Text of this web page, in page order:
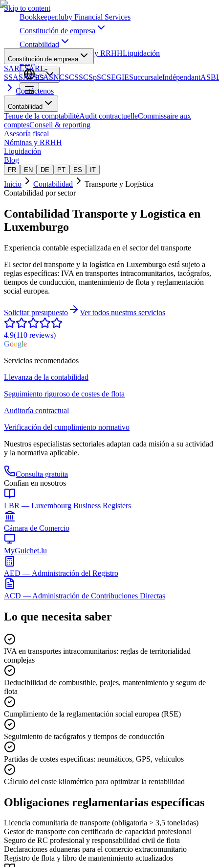
Skip to content
Bookkeeper.luby Financial Services
Constitución de empresa
Contabilidad
Nóminas y RRHHLiquidación
Blog
ES
Constitución de empresa
SARLSARL-
SSASASSCASNCSCSSCSpSCSEGIESuccursaleIndépendant
Contáctenos
Contabilidad
Tenue de la comptabilitéAudit contractuelleCommissaire aux
comptesConseil & reporting
Asesoría fiscal
Nóminas y RRHH
Liquidación
Blog
FR EN DE PT ES IT
Inicio Contabilidad
Transporte y Logística
Contabilidad por sector
Contabilidad Transporte y Logística en
Luxemburgo
Experiencia contable especializada en el sector del transporte
El sector del transporte y la logística en Luxemburgo está sujeto a
reglas específicas: IVA en transportes intracomunitarios, tacógrafos,
tiempos de conducción, mantenimiento de flota y reglamentación
social europea.
Solicitar presupuesto Ver todos nuestros servicios
4.9(110 reviews)
Google
Servicios recomendados
Llevanza de la contabilidad
Seguimiento riguroso de costes de flota
Auditoría contractual
Verificación del cumplimiento normativo
Nuestros especialistas sectoriales adaptan cada misión a su actividad
y la normativa aplicable.
Consulta gratuita
Confían en nosotros
LBR — Luxembourg Business Registers
Cámara de Comercio
MyGuichet.lu
AED — Administración del Registro
ACD — Administración de Contribuciones Directas
Lo que necesita saber
IVA en transportes intracomunitarios: reglas de territorialidad
complejas
Deducibilidad de combustible, peajes, mantenimiento y seguro de
flota
Cumplimiento de la reglamentación social europea (RSE)
Seguimiento de tacógrafos y tiempos de conducción
Partidas de costes específicas: neumáticos, GPS, vehículos
Cálculo del coste kilométrico para optimizar la rentabilidad
Obligaciones reglamentarias específicas
Licencia comunitaria de transporte (obligatoria > 3,5 toneladas)
Gestor de transporte con certificado de capacidad profesional
Seguro de RC profesional y responsabilidad civil de flota
Declaraciones aduaneras para el comercio extracomunitario
Registro de flota y libro de mantenimiento actualizados